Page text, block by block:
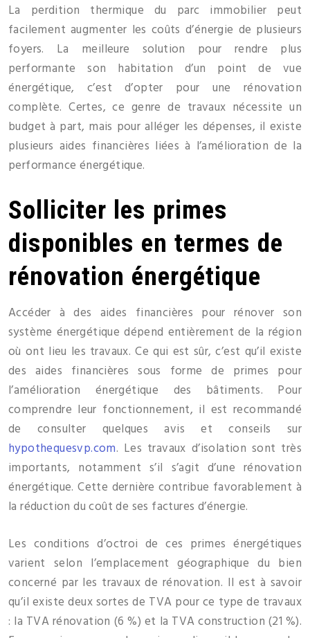
La perdition thermique du parc immobilier peut
facilement augmenter les coûts d’énergie de plusieurs
foyers. La meilleure solution pour rendre plus
performante son habitation d’un point de vue
énergétique, c’est d’opter pour une rénovation
complète. Certes, ce genre de travaux nécessite un
budget à part, mais pour alléger les dépenses, il existe
plusieurs aides financières liées à l’amélioration de la
performance énergétique.
Solliciter les primes
disponibles en termes de
rénovation énergétique
Accéder à des aides financières pour rénover son
système énergétique dépend entièrement de la région
où ont lieu les travaux. Ce qui est sûr, c’est qu’il existe
des aides financières sous forme de primes pour
l’amélioration énergétique des bâtiments. Pour
comprendre leur fonctionnement, il est recommandé
de consulter quelques avis et conseils sur
hypothequesvp.com. Les travaux d’isolation sont très
importants, notamment s’il s’agit d’une rénovation
énergétique. Cette dernière contribue favorablement à
la réduction du coût de ses factures d’énergie.
Les conditions d’octroi de ces primes énergétiques
varient selon l’emplacement géographique du bien
concerné par les travaux de rénovation. Il est à savoir
qu’il existe deux sortes de TVA pour ce type de travaux
: la TVA rénovation (6 %) et la TVA construction (21 %).